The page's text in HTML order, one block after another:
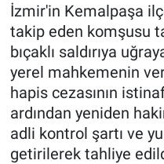
İzmir'in Kemalpaşa
takip eden komşusu
bıçaklı saldırıya
yerel mahkemenin
hapis cezasının
ardından yeniden
adli kontrol şartı ve
getirilerek tahliye
Haber Arşivi